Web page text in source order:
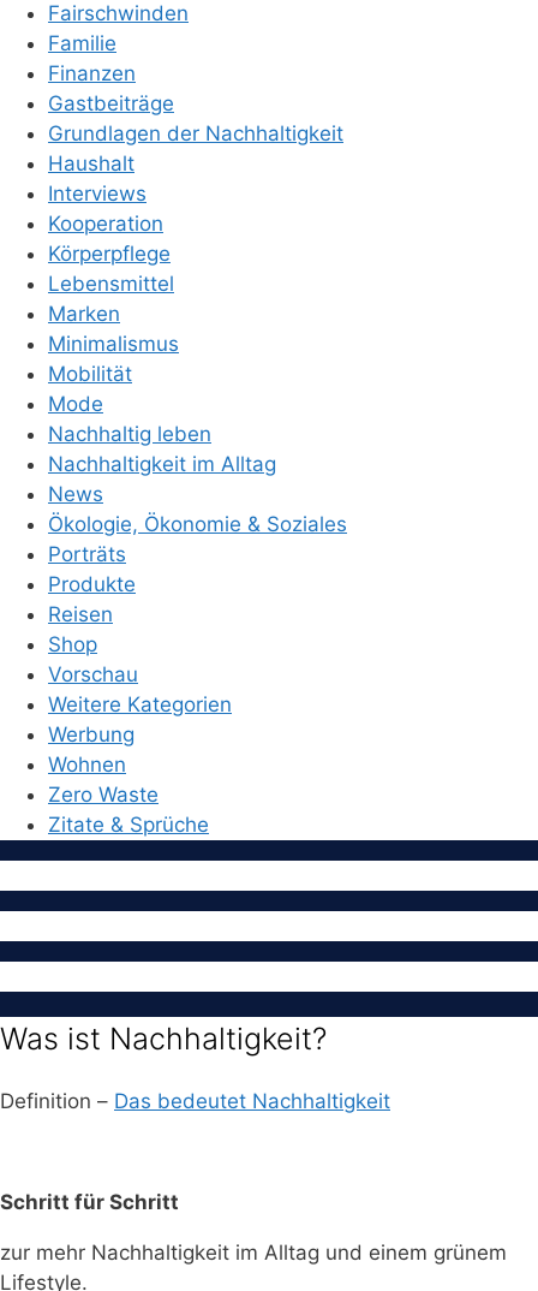
Fairschwinden
Familie
Finanzen
Gastbeiträge
Grundlagen der Nachhaltigkeit
Haushalt
Interviews
Kooperation
Körperpflege
Lebensmittel
Marken
Minimalismus
Mobilität
Mode
Nachhaltig leben
Nachhaltigkeit im Alltag
News
Ökologie, Ökonomie & Soziales
Porträts
Produkte
Reisen
Shop
Vorschau
Weitere Kategorien
Werbung
Wohnen
Zero Waste
Zitate & Sprüche
Was ist Nachhaltigkeit?
Definition – Das bedeutet Nachhaltigkeit
Schritt für Schritt
zur mehr Nachhaltigkeit im Alltag und einem grünem
Lifestyle.